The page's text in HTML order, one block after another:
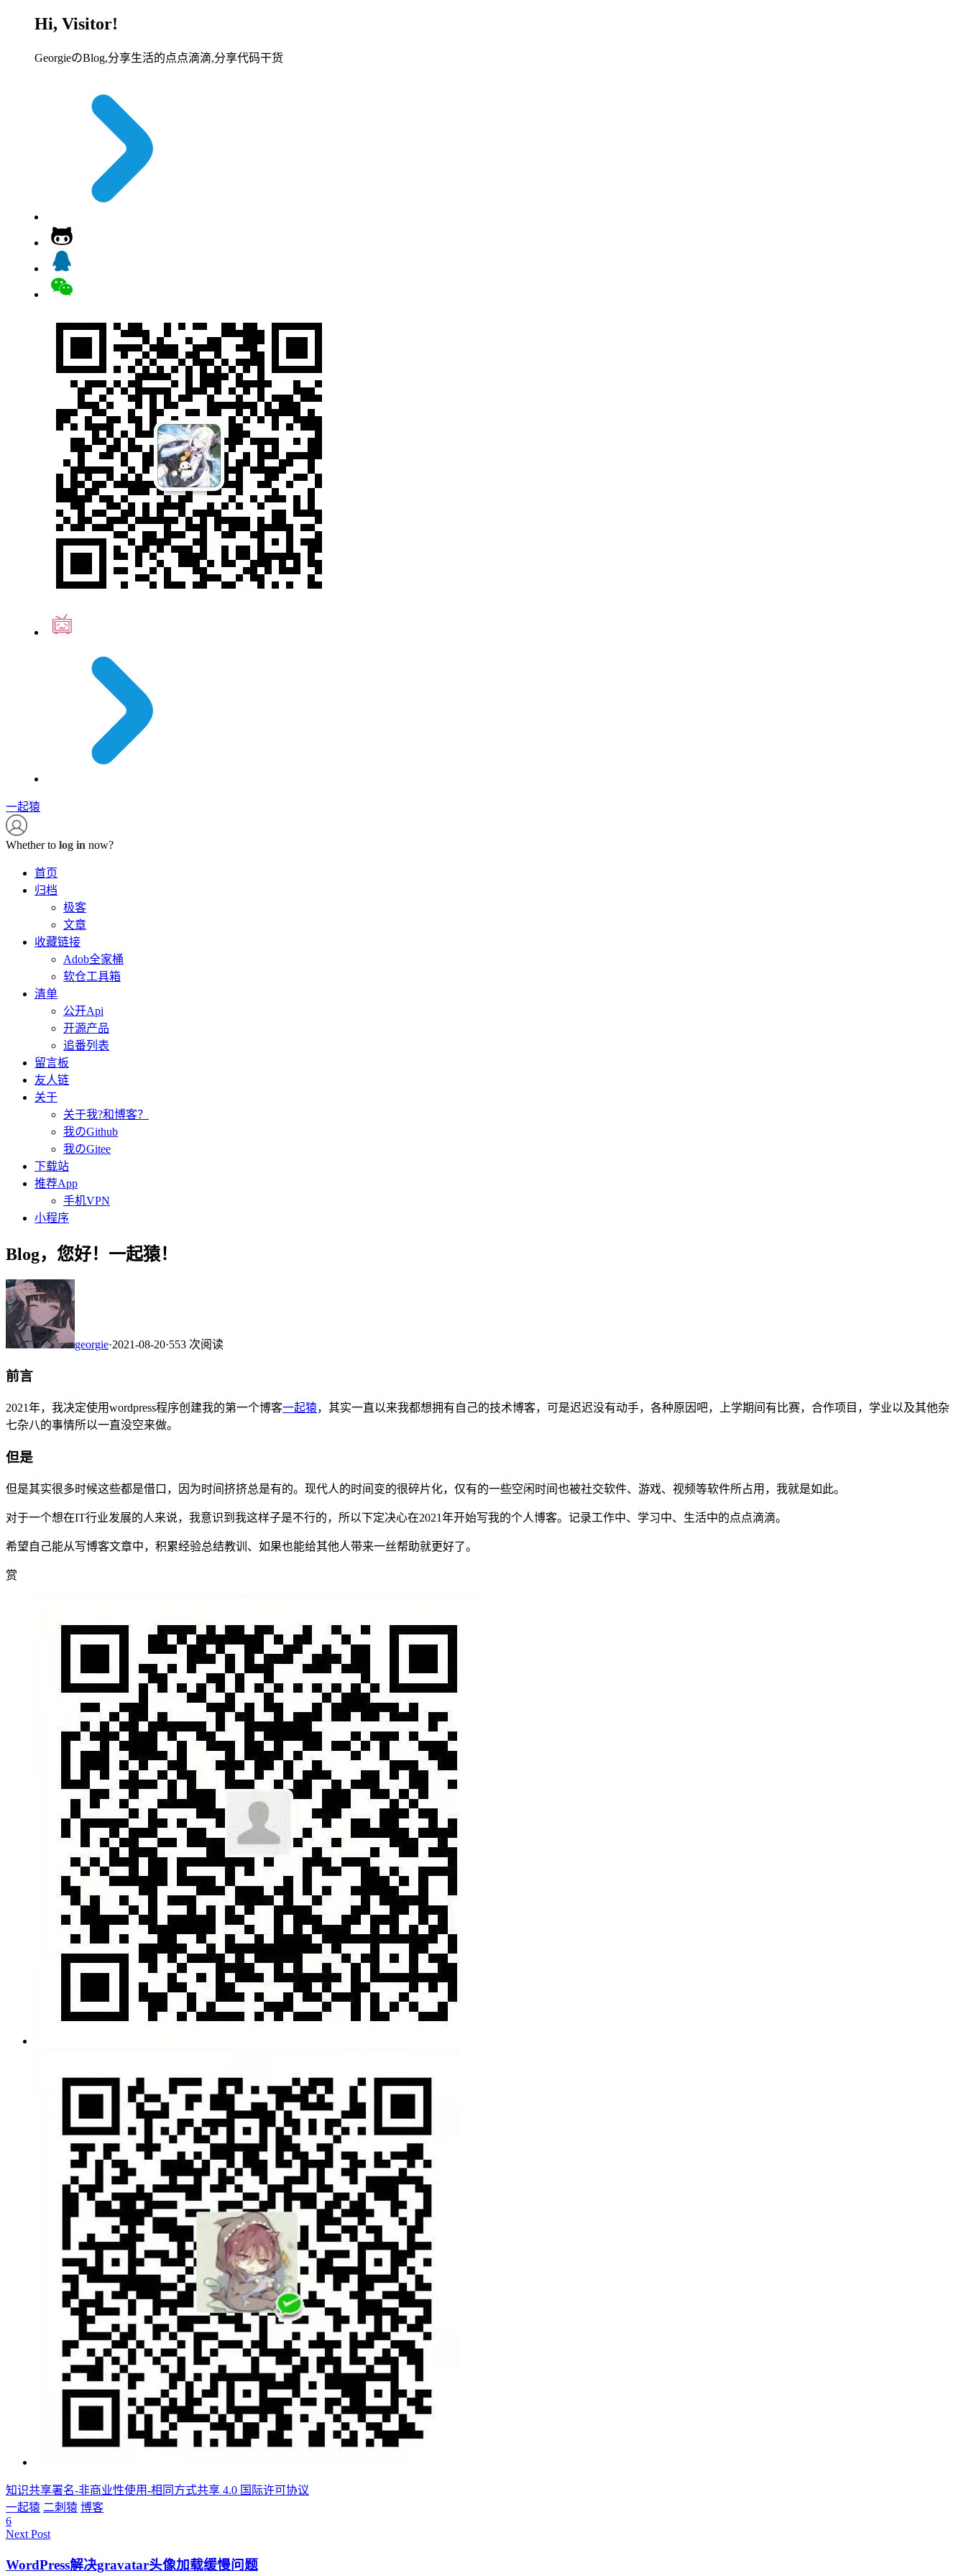
Hi, Visitor!
GeorgieのBlog,分享生活的点点滴滴,分享代码干货
一起猿
Whether to log in now?
首页
归档
极客
文章
收藏链接
Adob全家桶
软仓工具箱
清单
公开Api
开源产品
追番列表
留言板
友人链
关于
关于我?和博客？
我のGithub
我のGitee
下载站
推荐App
手机VPN
小程序
Blog，您好！一起猿！
georgie·2021-08-20·553 次阅读
前言
2021年，我决定使用wordpress程序创建我的第一个博客一起猿，其实一直以来我都想拥有自己的技术博客，可是迟迟没有动手，各种原因吧，上学期间有比赛，合作项目，学业以及其他杂
七杂八的事情所以一直没空来做。
但是
但是其实很多时候这些都是借口，因为时间挤挤总是有的。现代人的时间变的很碎片化，仅有的一些空闲时间也被社交软件、游戏、视频等软件所占用，我就是如此。
对于一个想在IT行业发展的人来说，我意识到我这样子是不行的，所以下定决心在2021年开始写我的个人博客。记录工作中、学习中、生活中的点点滴滴。
希望自己能从写博客文章中，积累经验总结教训、如果也能给其他人带来一丝帮助就更好了。
赏
知识共享署名-非商业性使用-相同方式共享 4.0 国际许可协议
一起猿 二刺猿 博客
6
Next Post
WordPress解决gravatar头像加载缓慢问题